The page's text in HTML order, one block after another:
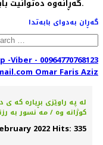
گەڕانەوە دەتوانیت بابەتی دیاریکراو بدوزیتەوە. لەگەڵ ڕیزمدا.
گەڕان بەدوای بابەتدا
-Viber - 00964770768123
Omar Faris Aziz
له پە راوێزی بڕیارە كه
کوژانە وە / مه نسور به
February 2022 Hits: 335